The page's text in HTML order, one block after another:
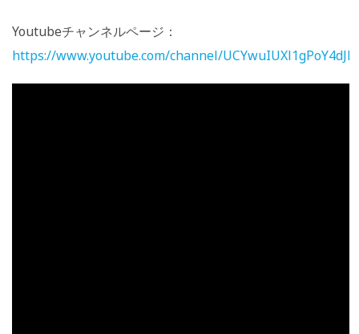
Youtubeチャンネルページ：
https://www.youtube.com/channel/